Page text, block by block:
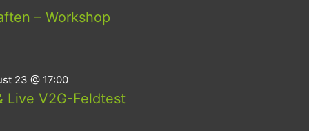
– Workshop
23 @ 17:00
Live V2G-Feldtest